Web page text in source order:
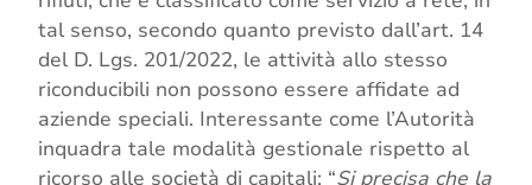
tal senso, secondo quanto previsto dall’art. 14
del D. Lgs. 201/2022, le attività allo stesso
riconducibili non possono essere affidate ad
aziende speciali. Interessante come l’Autorità
inquadra tale modalità gestionale rispetto al
ricorso alle società di capitali: “Si precisa che la